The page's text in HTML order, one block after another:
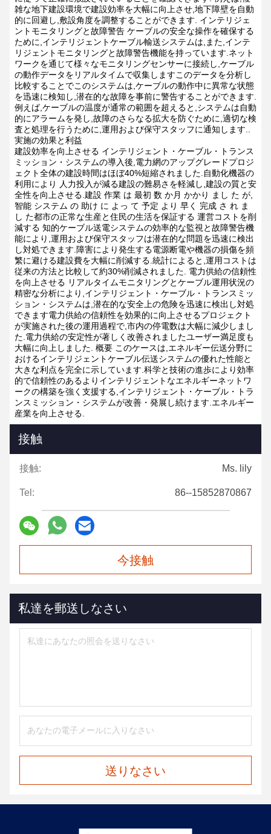
雑な地下建設環境で建設効率を大幅に向上させ,地下障壁を自動
的に回避し,敷設角度を調整することができます.
インテリジェ
ントモニタリングと故障警告 ケーブルの安全な操作を確保する
ために,インテリジェントケーブル輸送システムは,また,インテ
リジェントモニタリングと故障警告機能を持っています.ネット
ワークを通じて様々なモニタリングセンサーに接続し,ケーブル
の動作データをリアルタイムで収集しますこのデータを分析し
比較することでこのシステムは,ケーブルの動作中に異常な状態
を迅速に検知し,潜在的な故障を事前に警告することができます.
例えば,ケーブルの温度が通常の範囲を超えると,システムは自動
的にアラームを発し,故障のさらなる拡大を防ぐために,適切な検
査と処理を行うために,運用および保守スタッフに通知します..
実施の効果と利益
建設効率を向上させる インテリジェント・ケーブル・トランス
ミッション・システムの導入後,電力網のアップグレードプロジ
ェクト全体の建設時間はほぼ40%短縮されました.自動化機器の
利用により 人力投入が減る建設の難易さを軽減し,建設の質と安
全性を向上させる.建設 作業 は 最初 数 か月 かかり まし た が,
智能 システム の 助け に よっ て 予定 より 早く 完成 さ れ ま
し た都市の正常な生産と住民の生活を保証する 運営コストを削
減する 知的ケーブル送電システムの効率的な監視と故障警告機
能により,運用および保守スタッフは潜在的な問題を迅速に検出
し対処できます.障害により発生する電源断電や機器の損傷を頻
繁に避ける建設費を大幅に削減する.統計によると,運用コストは
従来の方法と比較して約30%削減されました.
電力供給の信頼性
を向上させる リアルタイムモニタリングとケーブル運用状況の
精密な分析により,インテリジェント・ケーブル・トランスミッ
ション・システムは,潜在的な安全上の危険を迅速に検出し対処
できます電力供給の信頼性を効果的に向上させるプロジェクト
が実施された後の運用過程で,市内の停電数は大幅に減少しまし
た.電力供給の安定性が著しく改善されましたユーザー満足度も
大幅に向上しました. 概要 このケースは,エネルギー伝送分野に
おけるインテリジェントケーブル伝送システムの優れた性能と
大きな利点を完全に示しています.科学と技術の進歩により効率
的で信頼性のあるよりインテリジェントなエネルギーネットワ
ークの構築を強く支援する,インテリジェント・ケーブル・トラ
ンスミッション・システムが改善・発展し続けます.エネルギー
産業を向上させる.
接触
接触: Ms. lily
Tel: 86--15852870867
今接触
私達を郵送しなさい
送りなさい